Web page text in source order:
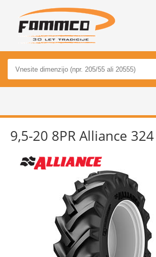
9,5-20 8PR Alliance 324